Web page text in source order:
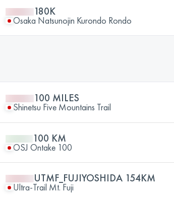
180K
Osaka Natsunojin Kurondo Rondo
100 MILES
Shinetsu Five Mountains Trail
100 KM
OSJ Ontake 100
UTMF_FUJIYOSHIDA 154KM
Ultra-Trail Mt. Fuji